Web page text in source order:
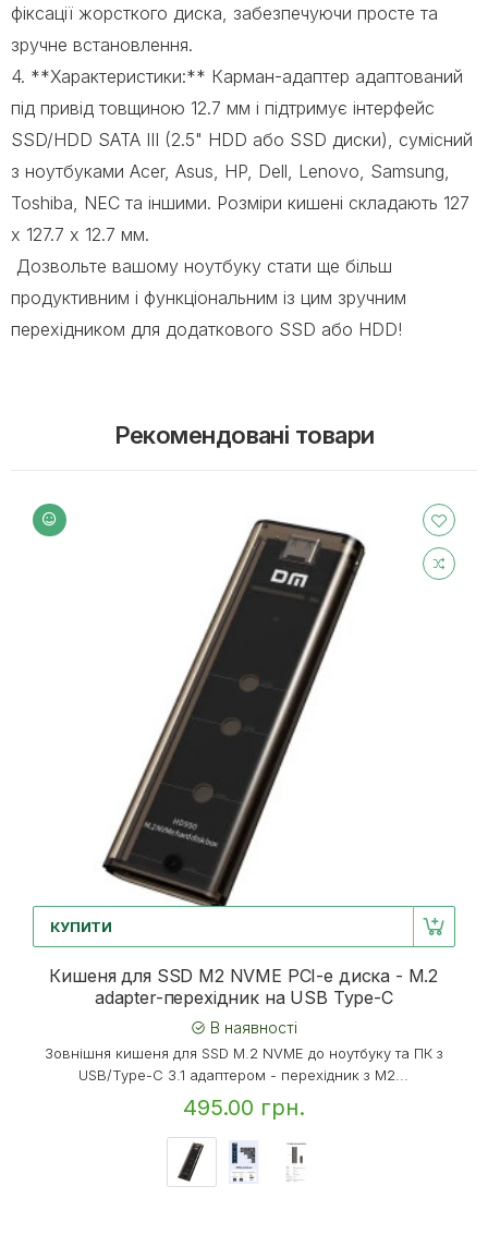
фіксації жорсткого диска, забезпечуючи просте та
зручне встановлення.
4. **Характеристики:** Карман-адаптер адаптований
під привід товщиною 12.7 мм і підтримує інтерфейс
SSD/HDD SATA III (2.5" HDD або SSD диски), сумісний
з ноутбуками Acer, Asus, HP, Dell, Lenovo, Samsung,
Toshiba, NEC та іншими. Розміри кишені складають 127
х 127.7 х 12.7 мм.
Дозвольте вашому ноутбуку стати ще більш
продуктивним і функціональним із цим зручним
перехідником для додаткового SSD або HDD!
Рекомендовані товари
КУПИТИ
Кишеня для SSD M2 NVME PCI-e диска - M.2
adapter-перехідник на USB Type-C
В наявності
Зовнішня кишеня для SSD M.2 NVME до ноутбуку та ПК з
USB/Type-C 3.1 адаптером - перехідник з M2...
495.00 грн.